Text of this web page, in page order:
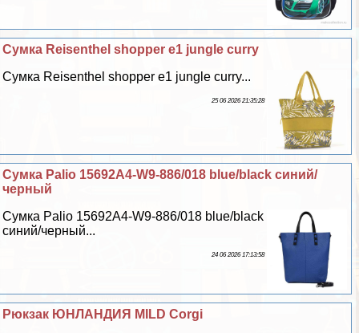
Сумка Reisenthel shopper e1 jungle curry
Сумка Reisenthel shopper e1 jungle curry...
25 06 2026 21:35:28
Сумка Palio 15692A4-W9-886/018 blue/black синий/
черный
Сумка Palio 15692A4-W9-886/018 blue/black
синий/черный...
24 06 2026 17:13:58
Рюкзак ЮНЛАНДИЯ MILD Corgi